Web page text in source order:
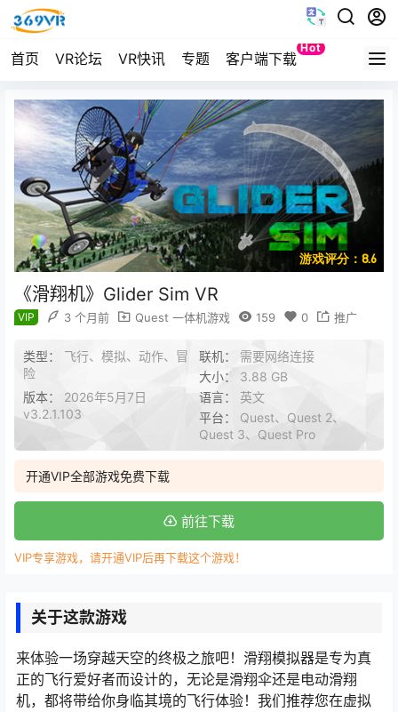
首页 VR论坛 VR快讯 专题 客户端下载
Hot
Quest
游戏评分：8.6
《滑翔机》Glider Sim VR
VIP 3 个月前 Quest 一体机游戏 159 0 推广
类型： 飞行、模拟、动作、冒
险
联机： 需要网络连接
大小： 3.88 GB
版本： 2026年5月7日
v3.2.1.103
语言： 英文
平台： Quest、Quest 2、
Quest 3、Quest Pro
开通VIP全部游戏免费下载
前往下载
VIP专享游戏，请开通VIP后再下载这个游戏！
关于这款游戏
来体验一场穿越天空的终极之旅吧！滑翔模拟器是专为真
正的飞行爱好者而设计的，无论是滑翔伞还是电动滑翔
机，都将带给你身临其境的飞行体验！我们推荐您在虚拟